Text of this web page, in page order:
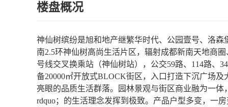
楼盘概况
神仙树缤纷是旭和地产继繁华时代、公园壹号、洛
南2.5环神仙树高尚生活片区，辐射成都新南天地商
号线交叉换乘站（神仙树站），公交59路、114路、
备20000㎡开放式BLOCK街区，入口打造下沉广场
亮眼的品质生活群落。园林景观与街区商业融为一
rdquo；的生活理念发挥到极致。产品户型多变，一